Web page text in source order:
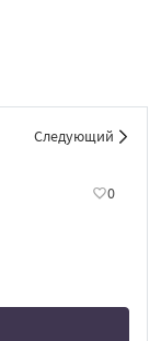
Следующий
0